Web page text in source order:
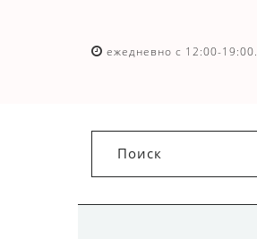
ежедневно с 12:00-19:00.